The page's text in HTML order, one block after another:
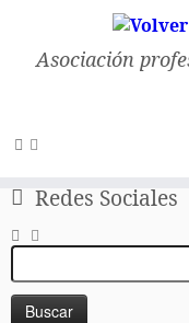
Asociación
Inicio
Redes Sociales
Buscar: